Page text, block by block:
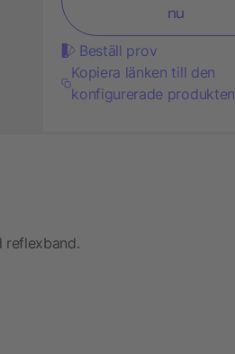
nu
Beställ prov
Kopiera länken till den
konfigurerade produkten
reflexband.